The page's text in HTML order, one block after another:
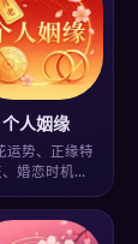
个人姻缘
运势、正缘特
婚恋时机…